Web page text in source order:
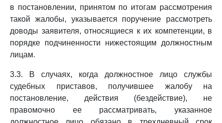
в постановлении, принятом по итогам рассмотрения
такой жалобы, указывается поручение рассмотреть
доводы заявителя, относящиеся к их компетенции, в
порядке подчиненности нижестоящим должностным
лицам.
3.3. В случаях, когда должностное лицо службы
судебных приставов, получившее жалобу на
постановление, действия (бездействие), не
правомочно ее рассматривать, указанное